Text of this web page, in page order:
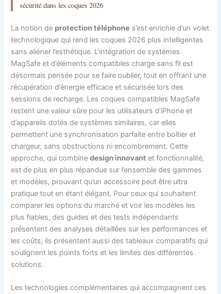
sécurité dans les coques 2026
La notion de protection téléphone s’est enrichie d’un volet
technologique qui rend les coques 2026 plus intelligentes
sans aliéner l’esthétique. L’intégration de systèmes
MagSafe et d’éléments compatibles charge sans fil est
désormais pensée pour se faire oublier, tout en offrant une
récupération d’énergie efficace et sécurisée lors des
sessions de recharge. Les coques compatibles MagSafe
restent une valeur sûre pour les utilisateurs d’iPhone et
d’appareils dotés de systèmes similaires, car elles
permettent une synchronisation parfaite entre boîtier et
chargeur, sans obstructions ni encombrement. Cette
approche, qui combinedesign innovant et fonctionnalité,
est de plus en plus répandue sur l’ensemble des gammes
et modèles, prouvant qu’un accessoire peut être ultra
pratique tout en étant élégant. Pour ceux qui souhaitent
comparer les options du marché et voir les modèles les
plus fiables, des guides et des tests indépendants
présentent des analyses détaillées sur les performances et
les coûts; ils présentent aussi des tableaux comparatifs qui
soulignent les points forts et les limites des différentes
solutions.
Les technologies complémentaires qui accompagnent ces